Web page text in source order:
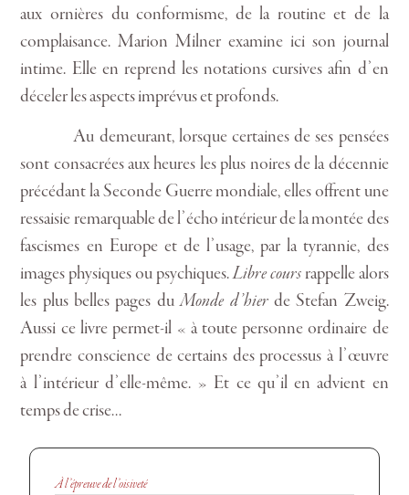
aux ornières du conformisme, de la routine et de la
complaisance. Marion Milner examine ici son journal
intime. Elle en reprend les notations cursives afin d’en
déceler les aspects imprévus et profonds.
Au demeurant, lorsque certaines de ses pensées
sont consacrées aux heures les plus noires de la décennie
précédant la Seconde Guerre mondiale, elles offrent une
ressaisie remarquable de l’écho intérieur de la montée des
fascismes en Europe et de l’usage, par la tyrannie, des
images physiques ou psychiques.Libre coursrappelle alors
les plus belles pages duMonde d’hierde Stefan Zweig.
Aussi ce livre permet-il « à toute personne ordinaire de
prendre conscience de certains des processus à l’œuvre
à l’intérieur d’elle-même. » Et ce qu’il en advient en
temps de crise…
À l’épreuve de l’oisiveté